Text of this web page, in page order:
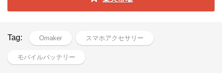
Tag: Omaker スマホアクセサリー
モバイルバッテリー